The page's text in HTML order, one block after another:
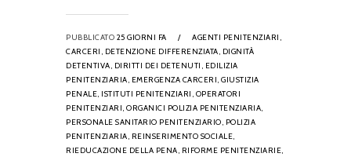
PUBBLICATO 25 GIORNI FA /
AGENTI PENITENZIARI,
CARCERI, DETENZIONE DIFFERENZIATA, DIGNITÀ
DETENTIVA, DIRITTI DEI DETENUTI, EDILIZIA
PENITENZIARIA, EMERGENZA CARCERI, GIUSTIZIA
PENALE, ISTITUTI PENITENZIARI, OPERATORI
PENITENZIARI, ORGANICI POLIZIA PENITENZIARIA,
PERSONALE SANITARIO PENITENZIARIO, POLIZIA
PENITENZIARIA, REINSERIMENTO SOCIALE,
RIEDUCAZIONE DELLA PENA, RIFORME PENITENZIARIE,